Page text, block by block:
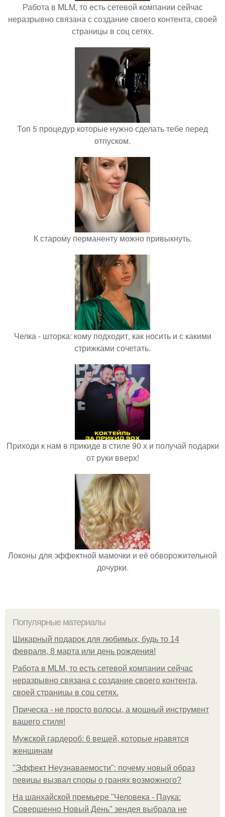
Работа в MLM, то есть сетевой компании сейчас
неразрывно связана с создание своего контента, своей
страницы в соц сетях.
Топ 5 процедур которые нужно сделать тебе перед
отпуском.
К старому перманенту можно привыкнуть.
Челка - шторка: кому подходит, как носить и с какими
стрижками сочетать.
Приходи к нам в прикиде в стиле 90 х и получай подарки
от руки вверх!
Локоны для эффектной мамочки и её обворожительной
дочурки.
Популярные материалы
Шикарный подарок для любимых, будь то 14
февраля, 8 марта или день рождения!
Работа в MLM, то есть сетевой компании сейчас
неразрывно связана с создание своего контента,
своей страницы в соц сетях.
Прическа - не просто волосы, а мощный инструмент
вашего стиля!
Мужской гардероб: 6 вещей, которые нравятся
женщинам
"Эффект Неузнаваемости": почему новый образ
певицы вызвал споры о гранях возможного?
На шанхайской премьере "Человека - Паука:
Совершенно Новый День" зендея выбрала не